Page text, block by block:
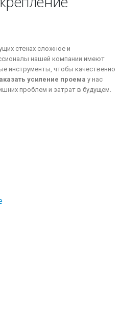
стенах сложное и
нашей компании имеют
инструменты, чтобы качественно
усиление проема у нас
проблем и затрат в будущем.